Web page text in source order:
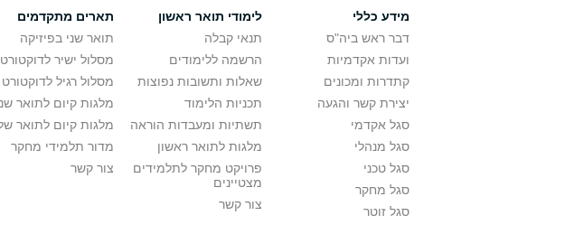
מידע כללי
דבר ראש ביה"ס
ועדות אקדמיות
קתדרות ומכונים
יצירת קשר והגעה
סגל אקדמי
סגל מנהלי
סגל טכני
סגל מחקר
סגל זוטר
לימודי תואר ראשון
תנאי קבלה
הרשמה ללימודים
שאלות ותשובות נפוצות
תכניות הלימוד
תשתיות ומעבדות הוראה
מלגות לתואר ראשון
פרויקט מחקר לתלמידים
מצטיינים
צור קשר
תארים מתקדמים
תואר שני בפיזיקה
מסלול ישיר לדוקטורט
מסלול רגיל לדוקטורט
מלגות קיום לתואר
מלגות קיום לתואר
מדור תלמידי מחקר
צור קשר